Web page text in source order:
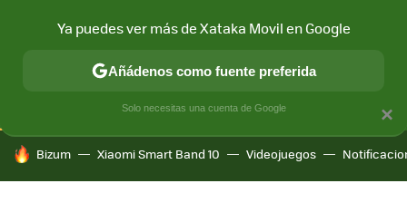
CONECTIVIDAD MÓVIL Y SOCIEDAD APLICACIONES
HOY SE HABLA DE
Bizum Xiaomi Smart Band 10 Videojuegos
×
Ya puedes ver más de Xataka Movil en Google
Añádenos como fuente preferida
Solo necesitas una cuenta de Google